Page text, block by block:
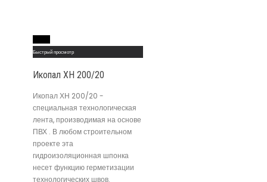
Быстрый просмотр
Икопал ХН 200/20
Икопал ХН 200/20 -
специальная технологическая
лента, производимая на основе
ПВХ . В любом строительном
проекте эта
гидроизоляционная шпонка
несет функцию герметизации
технологических швов.